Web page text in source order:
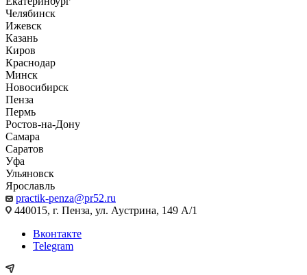
Челябинск
Ижевск
Казань
Киров
Краснодар
Минск
Новосибирск
Пенза
Пермь
Ростов-на-Дону
Самара
Саратов
Уфа
Ульяновск
Ярославль
practik-penza@pr52.ru
440015, г. Пенза, ул. Аустрина, 149 А/1
Вконтакте
Telegram